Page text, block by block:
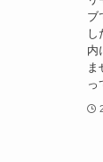
ブ
し
内
っ